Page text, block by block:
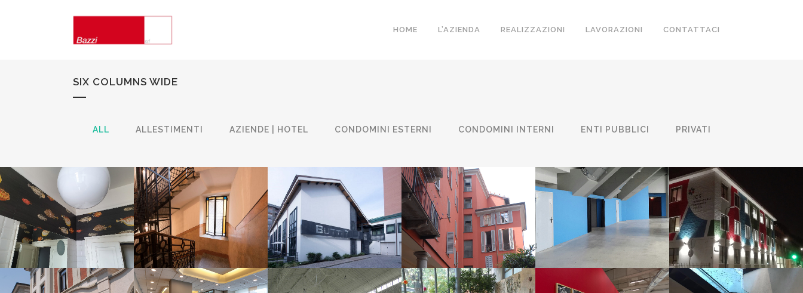
HOME L’AZIENDA REALIZZAZIONI LAVORAZIONI CONTATTACI
SIX COLUMNS WIDE
ALL ALLESTIMENTI AZIENDE | HOTEL CONDOMINI ESTERNI CONDOMINI INTERNI ENTI PUBBLICI PRIVATI
CASA IN CITTÀ
Privati
ZOOM VIEW
CONDOMINIO VIA
LAZZARETTO
Condomini Esterni, Condomini
Interni
ZOOM VIEW
CONDOMINIO VIA BUTTI 7
Condomini Esterni, Condomini
ZOOM VIEW
CONDOMINIO RIPA PORTA
TICINESE
Condomini Esterni, Condomini
Interni
ZOOM VIEW
MEDIOLANUM FORUM
ASSAGO
Aziende | Hotel
ZOOM VIEW
ICS INTERNATIONAL
SCHOOL
Aziende | Hotel
ZOOM VIEW
NABA NUOVA ACCADEMIA
CONTESSA JOLANDA
PALAZZO DEL GHIACCIO
ORTICOLARIO
FM CENTRO PER L’ARTE
SHOWROOM GEOX